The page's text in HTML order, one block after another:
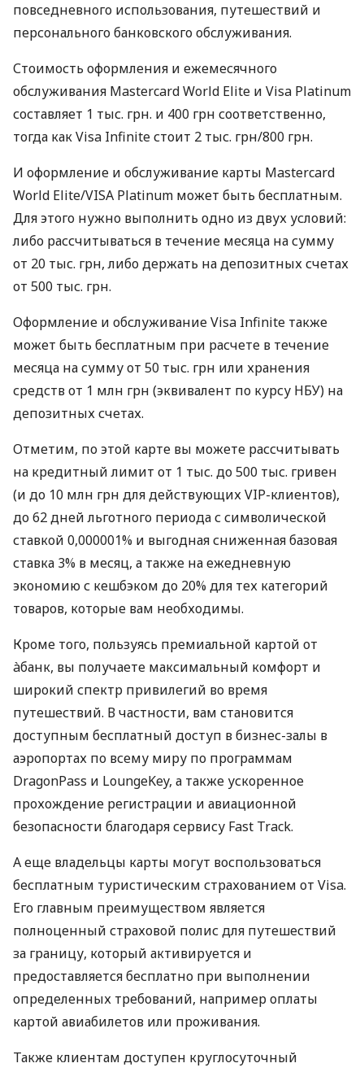
повседневного использования, путешествий и
персонального банковского обслуживания.
Стоимость оформления и ежемесячного
обслуживания Mastercard World Elite и Visa Platinum
составляет 1 тыс. грн. и 400 грн соответственно,
тогда как Visa Infinite стоит 2 тыс. грн/800 грн.
И оформление и обслуживание карты Mastercard
World Elite/VISA Platinum может быть бесплатным.
Для этого нужно выполнить одно из двух условий:
либо рассчитываться в течение месяца на сумму
от 20 тыс. грн, либо держать на депозитных счетах
от 500 тыс. грн.
Оформление и обслуживание Visa Infinite также
может быть бесплатным при расчете в течение
месяца на сумму от 50 тыс. грн или хранения
средств от 1 млн грн (эквивалент по курсу НБУ) на
депозитных счетах.
Отметим, по этой карте вы можете рассчитывать
на кредитный лимит от 1 тыс. до 500 тыс. гривен
(и до 10 млн грн для действующих VIP-клиентов),
до 62 дней льготного периода с символической
ставкой 0,000001% и выгодная сниженная базовая
ставка 3% в месяц, а также на ежедневную
экономию с кешбэком до 20% для тех категорий
товаров, которые вам необходимы.
Кроме того, пользуясь премиальной картой от
àбанк, вы получаете максимальный комфорт и
широкий спектр привилегий во время
путешествий. В частности, вам становится
доступным бесплатный доступ в бизнес-залы в
аэропортах по всему миру по программам
DragonPass и LoungeKey, а также ускоренное
прохождение регистрации и авиационной
безопасности благодаря сервису Fast Track.
А еще владельцы карты могут воспользоваться
бесплатным туристическим страхованием от Visa.
Его главным преимуществом является
полноценный страховой полис для путешествий
за границу, который активируется и
предоставляется бесплатно при выполнении
определенных требований, например оплаты
картой авиабилетов или проживания.
Также клиентам доступен круглосуточный